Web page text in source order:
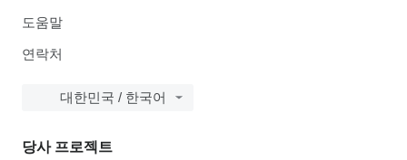
도움말
연락처
대한민국 / 한국어
당사 프로젝트